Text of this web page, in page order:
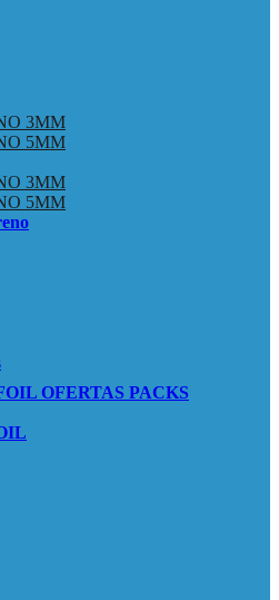
3MM
5MM
3MM
5MM
OFERTAS PACKS